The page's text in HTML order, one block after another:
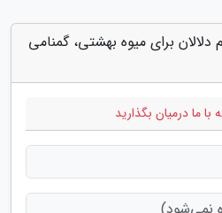
برای میوه بهشتی، گمنامی
با ما درمیان بگذارید